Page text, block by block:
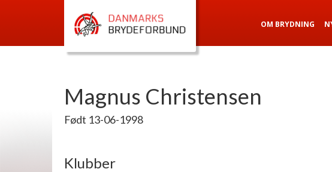
OM BRYDNING
Magnus Christensen
Født 13-06-1998
Klubber